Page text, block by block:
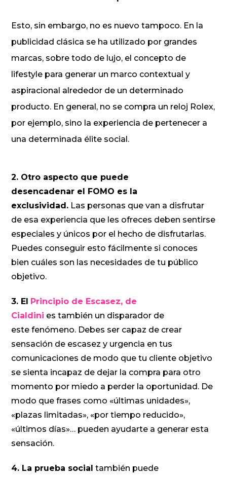
Esto, sin embargo, no es nuevo tampoco. En la
publicidad clásica se ha utilizado por grandes
marcas, sobre todo de lujo, el concepto de
lifestyle para generar un marco contextual y
aspiracional alrededor de un determinado
producto. En general, no se compra un reloj Rolex,
por ejemplo, sino la experiencia de pertenecer a
una determinada élite social.
2. Otro aspecto que puede
desencadenar el FOMO es la
exclusividad. Las personas que van a disfrutar
de esa experiencia que les ofreces deben sentirse
especiales y únicos por el hecho de disfrutarlas.
Puedes conseguir esto fácilmente si conoces
bien cuáles son las necesidades de tu público
objetivo.
3. El
Principio de Escasez, de
Cialdini es también un disparador de
este fenómeno. Debes ser capaz de crear
sensación de escasez y urgencia en tus
comunicaciones de modo que tu cliente objetivo
se sienta incapaz de dejar la compra para otro
momento por miedo a perder la oportunidad. De
modo que frases como «últimas unidades»,
«plazas limitadas», «por tiempo reducido»,
«últimos días»… pueden ayudarte a generar esta
sensación.
4. La prueba social también puede